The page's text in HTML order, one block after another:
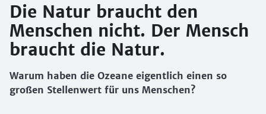
Die Natur braucht den
Menschen nicht. Der Mensch
braucht die Natur.
Warum haben die Ozeane eigentlich einen so
großen Stellenwert für uns Menschen?